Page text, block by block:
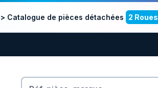
Catalogue de pièces détachées 2 Roues
Rechercher